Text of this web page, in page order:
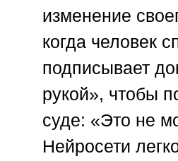
изменение
когда человек
подписывает
рукой», чтобы
суде: «Это не
Нейросети